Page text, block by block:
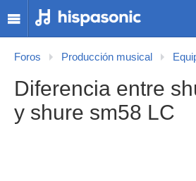
Foros Producción musical
Diferencia entre
y shure sm58 LC